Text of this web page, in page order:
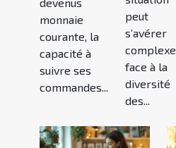
monnaie
courante, la
capacité à
suivre ses
commandes...
peut
s’avérer
complexe
face à la
diversité
des...